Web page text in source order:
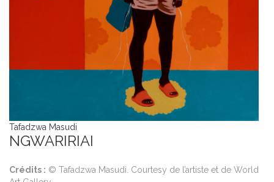
Tafadzwa Masudi
NGWARIRIAI
Crédits : © Tafadzwa Masudi. Courtesy de l’artiste et de World